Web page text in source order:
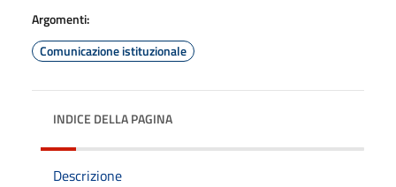
Argomenti:
Comunicazione istituzionale
INDICE DELLA PAGINA
Descrizione